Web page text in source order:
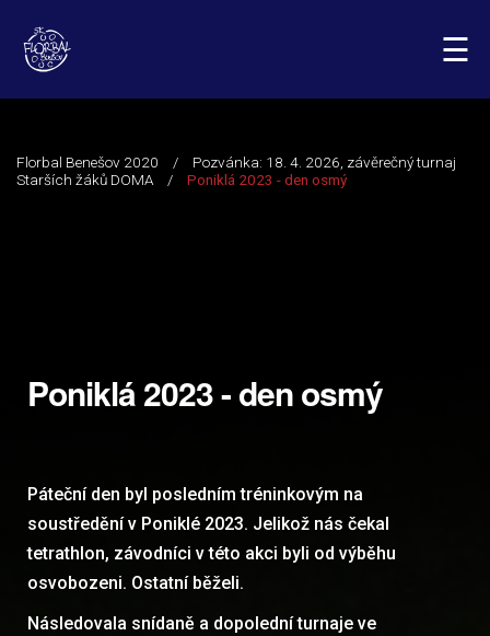
☰
Poniklá 2023 - den osmý
Páteční den byl posledním tréninkovým na
soustředění v Poniklé 2023. Jelikož nás čekal
tetrathlon, závodníci v této akci byli od výběhu
osvobozeni. Ostatní běželi.
Následovala snídaně a dopolední turnaje ve